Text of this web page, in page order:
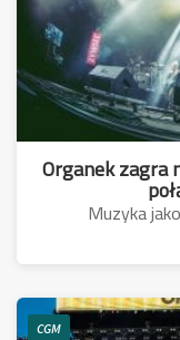
Organek zagra
Muzyka
CGM